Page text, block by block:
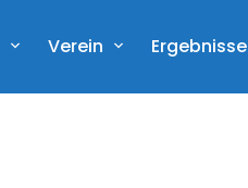
Verein Ergebnisse